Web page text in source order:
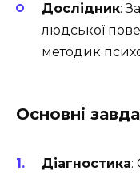
Дослідник:
людської
методик
Основні
Діагностика: